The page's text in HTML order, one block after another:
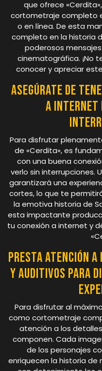
que ofrece
cortometraje completo
o en línea. De esta
completo en la historia
poderosos
cinematográfica. ¡No
conocer y apreciar
Asegúrate de
a internet
Para disfrutar
de «Cerdita», es
con una buena
verlo sin interrupciones.
garantizará una
cortes, lo que te
la emotiva historia de
esta impactante
tu conexión a internet y
Presta atención
y auditivos para
Para disfrutar al
como cortometraje
atención a los
componen. Cada
de los personajes
enriquecen la historia de